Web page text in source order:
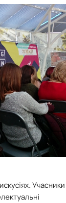
Учасники